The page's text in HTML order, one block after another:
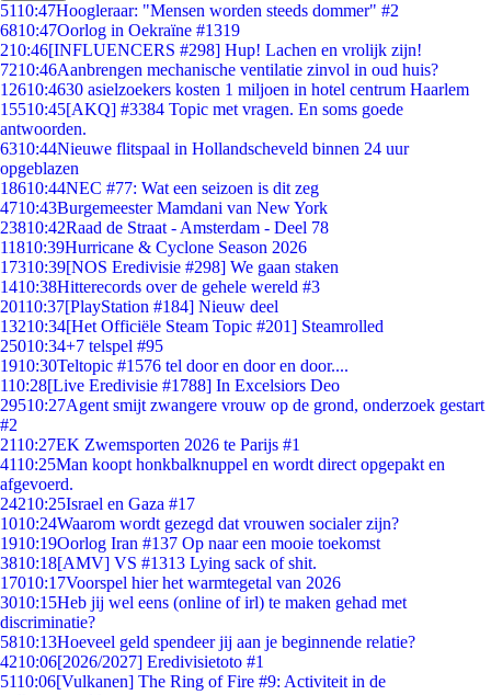
5110:47Hoogleraar: "Mensen worden steeds dommer" #2
6810:47Oorlog in Oekraïne #1319
210:46[INFLUENCERS #298] Hup! Lachen en vrolijk zijn!
7210:46Aanbrengen mechanische ventilatie zinvol in oud huis?
12610:4630 asielzoekers kosten 1 miljoen in hotel centrum Haarlem
15510:45[AKQ] #3384 Topic met vragen. En soms goede
antwoorden.
6310:44Nieuwe flitspaal in Hollandscheveld binnen 24 uur
opgeblazen
18610:44NEC #77: Wat een seizoen is dit zeg
4710:43Burgemeester Mamdani van New York
23810:42Raad de Straat - Amsterdam - Deel 78
11810:39Hurricane & Cyclone Season 2026
17310:39[NOS Eredivisie #298] We gaan staken
1410:38Hitterecords over de gehele wereld #3
20110:37[PlayStation #184] Nieuw deel
13210:34[Het Officiële Steam Topic #201] Steamrolled
25010:34+7 telspel #95
1910:30Teltopic #1576 tel door en door en door....
110:28[Live Eredivisie #1788] In Excelsiors Deo
29510:27Agent smijt zwangere vrouw op de grond, onderzoek gestart
#2
2110:27EK Zwemsporten 2026 te Parijs #1
4110:25Man koopt honkbalknuppel en wordt direct opgepakt en
afgevoerd.
24210:25Israel en Gaza #17
1010:24Waarom wordt gezegd dat vrouwen socialer zijn?
1910:19Oorlog Iran #137 Op naar een mooie toekomst
3810:18[AMV] VS #1313 Lying sack of shit.
17010:17Voorspel hier het warmtegetal van 2026
3010:15Heb jij wel eens (online of irl) te maken gehad met
discriminatie?
5810:13Hoeveel geld spendeer jij aan je beginnende relatie?
4210:06[2026/2027] Eredivisietoto #1
5110:06[Vulkanen] The Ring of Fire #9: Activiteit in de